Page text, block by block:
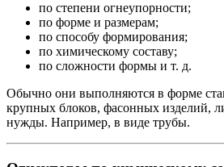
по степени огнеупорности;
по форме и размерам;
по способу формирования;
по химическому составу;
по сложности формы и т. д.
Обычно они выполняются в форме
крупных блоков, фасонных изделий,
нужды. Например, в виде трубы.